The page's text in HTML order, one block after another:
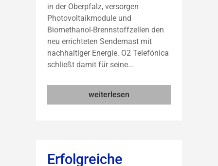
in der Oberpfalz, versorgen
Photovoltaikmodule und
Biomethanol-Brennstoffzellen den
neu errichteten Sendemast mit
nachhaltiger Energie. O2 Telefónica
schließt damit für seine...
weiterlesen
Erfolgreiche